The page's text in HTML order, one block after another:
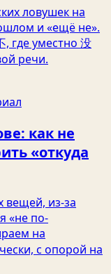
ловушек на
и «ещё не».
, где уместно 没
речи.
как не
«откуда
вещей, из‑за
«не по-
на
с опорой на